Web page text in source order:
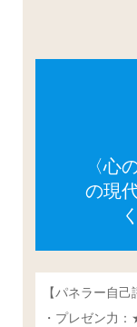
〈心
の現
【パネラー自己
・プレゼン